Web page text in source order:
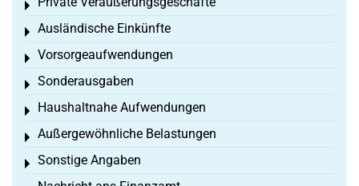
Toggle menu
Ausländische Einkünfte
Toggle menu
Vorsorgeaufwendungen
Toggle menu
Sonderausgaben
Toggle menu
Haushaltnahe Aufwendungen
Toggle menu
Außergewöhnliche Belastungen
Toggle menu
Sonstige Angaben
Toggle menu